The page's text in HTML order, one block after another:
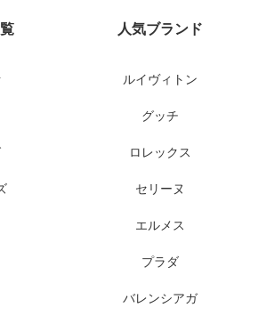
人気ブランド
ルイヴィトン
グッチ
ロレックス
セリーヌ
エルメス
プラダ
バレンシアガ